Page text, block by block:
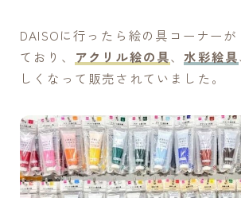
制作の中で浮かんだアイデアを試し、
がら制作するのが好きです。
上手くいったこと、失敗したこと、考え
います。
プロフィールを読む
X
DAISOに行ったら絵の具コーナー
ており、 アクリル絵の具、水彩絵具
しくなって販売されていました。